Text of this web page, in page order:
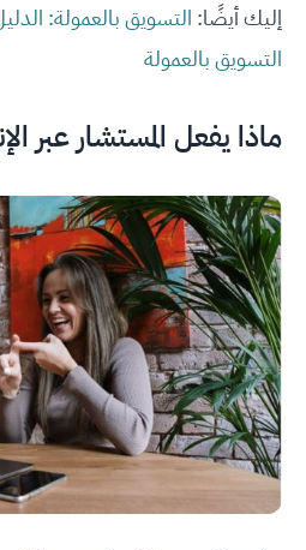
إليك أيضًا: التسويق بالعمولة:
التسويق بالعمولة
ماذا يفعل المستشار عبر